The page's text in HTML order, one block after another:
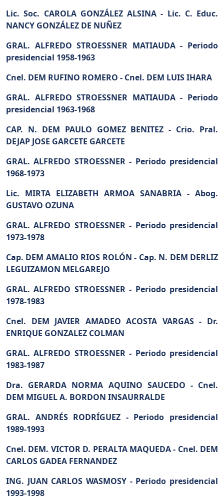
Lic. Soc. CAROLA GONZÁLEZ ALSINA - Lic. C. Educ.
NANCY GONZÁLEZ DE NUÑEZ
GRAL. ALFREDO STROESSNER MATIAUDA - Periodo
presidencial 1958-1963
Cnel. DEM RUFINO ROMERO - Cnel. DEM LUIS IHARA
GRAL. ALFREDO STROESSNER MATIAUDA - Periodo
presidencial 1963-1968
CAP. N. DEM PAULO GOMEZ BENITEZ - Crio. Pral.
DEJAP JOSE GARCETE GARCETE
GRAL. ALFREDO STROESSNER - Periodo presidencial
1968-1973
Lic. MIRTA ELIZABETH ARMOA SANABRIA - Abog.
GUSTAVO OZUNA
GRAL. ALFREDO STROESSNER - Periodo presidencial
1973-1978
Cap. DEM AMALIO RIOS ROLÓN - Cap. N. DEM DERLIZ
LEGUIZAMON MELGAREJO
GRAL. ALFREDO STROESSNER - Periodo presidencial
1978-1983
Cnel. DEM JAVIER AMADEO ACOSTA VARGAS - Dr.
ENRIQUE GONZALEZ COLMAN
GRAL. ALFREDO STROESSNER - Periodo presidencial
1983-1987
Dra. GERARDA NORMA AQUINO SAUCEDO - Cnel.
DEM MIGUEL A. BORDON INSAURRALDE
GRAL. ANDRÉS RODRÍGUEZ - Periodo presidencial
1989-1993
Cnel. DEM. VICTOR D. PERALTA MAQUEDA - Cnel. DEM
CARLOS GADEA FERNANDEZ
ING. JUAN CARLOS WASMOSY - Periodo presidencial
1993-1998